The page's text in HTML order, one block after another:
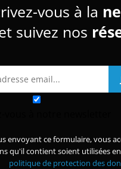
vous à la
suivez nos
envoyant ce formulaire, vous
qu'il contient soient utilisées
politique de protection des